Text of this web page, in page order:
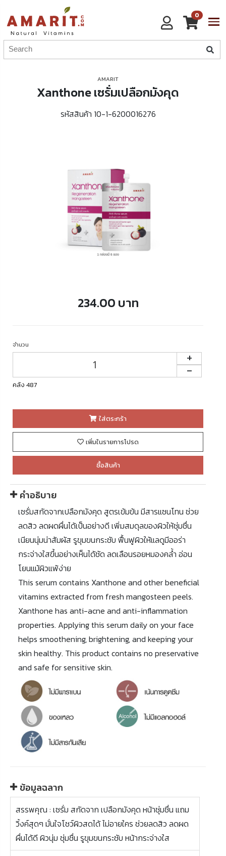
0
AMARIT
Xanthone เซรั่มเปลือกมังคุด
รหัสสินค้า 10-1-6200016276
234.00 บาท
จำนวน
+
-
คลัง 487
ใส่ตระกร้า
เพิ่มในรายการโปรด
ซื้อสินค้า
คำอธิบาย
เซรั่มสกัดจากเปลือกมังคุด สูตรเข้มข้น มีสารแซนโทน ช่วย
ลดสิว ลดผดผื่นได้เป็นอย่างดี เพิ่มสมดุลของผิวให้ชุ่มชื่น
เนียนนุ่มน่าสัมผัส รูขุมขนกระชับ ฟื้นฟูผิวให้แลดูมีออร่า
กระจ่างใสขึ้นอย่างเห็นได้ชัด ลดเลือนรอยหมองคล้ำ อ่อน
โยนแม้ผิวแพ้ง่าย
This serum contains Xanthone and other beneficial
vitamins extracted from fresh mangosteen peels.
Xanthone has anti-acne and anti-inflammation
properties. Applying this serum daily on your face
helps smoothening, brightening, and keeping your
skin healthy. This product contains no preservative
and safe for sensitive skin.
ข้อมูลฉลาก
สรรพคุณ : เซรั่ม สกัดจาก เปลือกมังคุด หน้าชุ่มชื่น แถม
วิ้งค์สุดๆ มั่นใจโชว์ผิวสดได้ ไม่อายใคร ช่วยลดสิว ลดผด
ผื่นได้ดี ผิวนุ่ม ชุ่มชื่น รูขุมขนกระชับ หน้ากระจ่างใส